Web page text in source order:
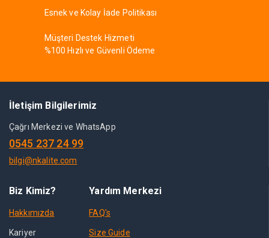
Esnek ve Kolay İade Politikası
Müşteri Destek Hizmeti
%100 Hızlı ve Güvenli Ödeme
İletişim Bilgilerimiz
Çağrı Merkezi ve WhatsApp
0545 237 24 99
bilgi@nkalite.com
Biz Kimiz?
Hakkımızda
Kariyer
Yardım Merkezi
FAQ's
Size Guide